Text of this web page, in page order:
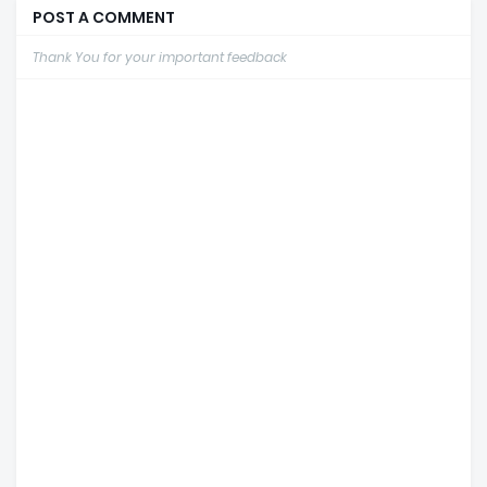
POST A COMMENT
Thank You for your important feedback